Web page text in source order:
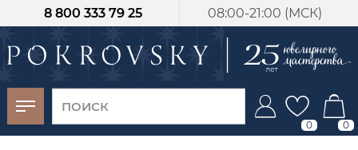
08:00-21:00 (МСК)
8 800 333 79 25
0 0
-30%
от 15 дней с
момента оплаты